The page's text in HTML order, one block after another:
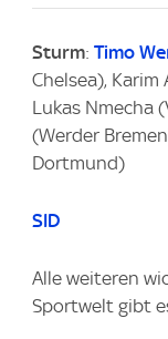
Sturm: Timo
Chelsea),
Lukas Nmecha
(Werder
Dortmund)
SID
Alle weiteren
Sportwelt gibt